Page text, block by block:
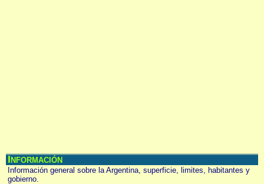
Información
Información general sobre la Argentina, superficie, limites, habitantes y
gobierno.